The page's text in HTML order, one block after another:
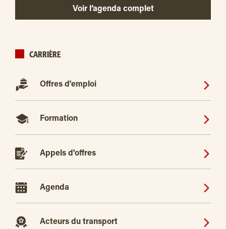
Voir l’agenda complet
CARRIÈRE
Offres d'emploi
Formation
Appels d'offres
Agenda
Acteurs du transport